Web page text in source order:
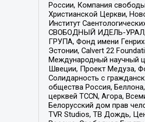
России, Компания
Христианской Церкви,
Институт
СВОБОДНЫЙ ИДЕЛЬ-УРАЛ,
ГРУПА, Фонд имени
Эстонии, Calvert 22
Международный научный
Швеции, Проект Медуза,
Солидарность с
общества Россия,
церквей TCCN, Агора,
Белорусский дом прав
TVR Studios, ТВ Дождь,